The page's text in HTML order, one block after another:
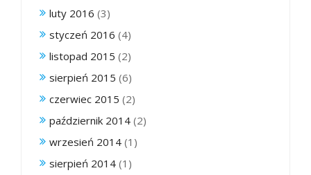
luty 2016 (3)
styczeń 2016 (4)
listopad 2015 (2)
sierpień 2015 (6)
czerwiec 2015 (2)
październik 2014 (2)
wrzesień 2014 (1)
sierpień 2014 (1)